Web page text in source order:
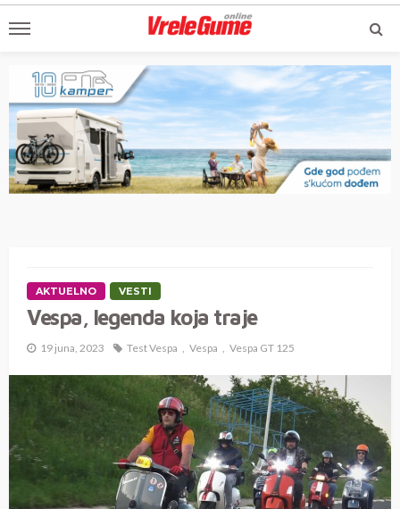
AKTUELNO VESTI
Vespa, legenda koja traje
19 juna, 2023 Test Vespa Vespa Vespa GT 125